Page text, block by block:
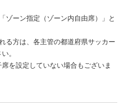
ゾーン指定（ゾーン内自由席）」と
る方は、各主管の都道府県サッカー
。
を設定していない場合もございま